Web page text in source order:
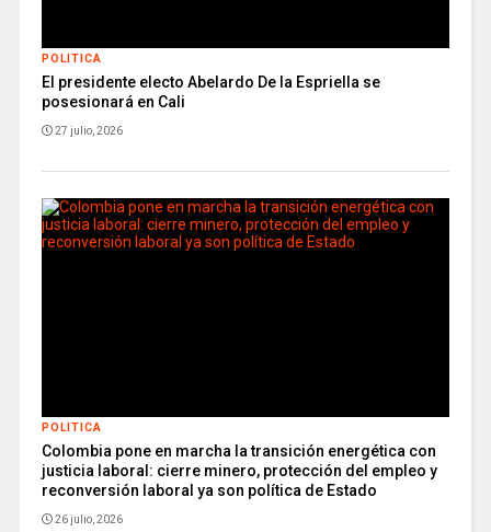
POLITICA
El presidente electo Abelardo De la Espriella se
posesionará en Cali
27 julio, 2026
POLITICA
Colombia pone en marcha la transición energética con
justicia laboral: cierre minero, protección del empleo y
reconversión laboral ya son política de Estado
26 julio, 2026